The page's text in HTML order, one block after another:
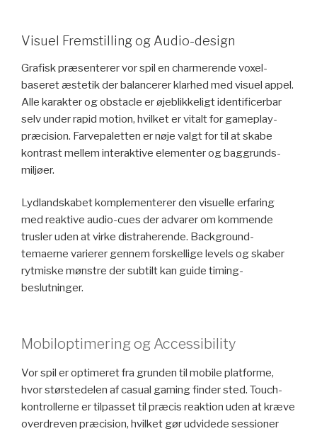
Visuel Fremstilling og Audio-design
Grafisk præsenterer vor spil en charmerende voxel-
baseret æstetik der balancerer klarhed med visuel appel.
Alle karakter og obstacle er øjeblikkeligt identificerbar
selv under rapid motion, hvilket er vitalt for gameplay-
præcision. Farvepaletten er nøje valgt for til at skabe
kontrast mellem interaktive elementer og baggrunds-
miljøer.
Lydlandskabet komplementerer den visuelle erfaring
med reaktive audio-cues der advarer om kommende
trusler uden at virke distraherende. Background-
temaerne varierer gennem forskellige levels og skaber
rytmiske mønstre der subtilt kan guide timing-
beslutninger.
Mobiloptimering og Accessibility
Vor spil er optimeret fra grunden til mobile platforme,
hvor størstedelen af casual gaming finder sted. Touch-
kontrollerne er tilpasset til præcis reaktion uden at kræve
overdreven præcision, hvilket gør udvidede sessioner